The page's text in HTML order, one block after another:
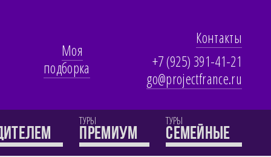
Моя
подборка
Контакты
+7 (925) 391-41-21
go@projectfrance.ru
ТУРЫ
премиум
ТУРЫ
семейные